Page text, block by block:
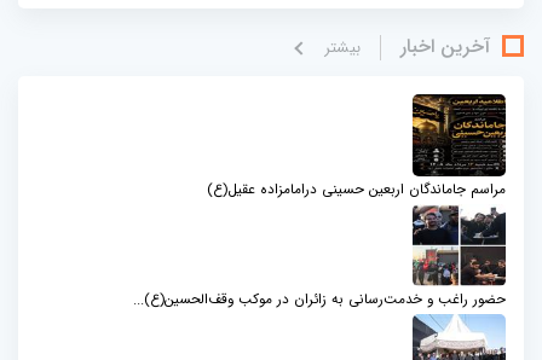
آخرین اخبار بيشتر
مراسم جاماندگان اربعین حسینی درامامزاده عقیل(ع)
حضور راغب و خدمت‌رسانی به زائران در موکب وقف‌الحسین(ع)...